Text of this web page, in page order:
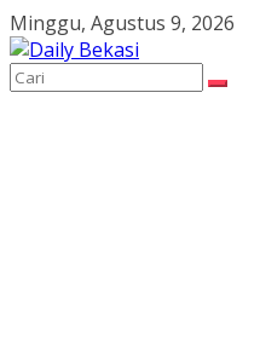
Skip
to
content
Minggu, Agustus 9, 2026